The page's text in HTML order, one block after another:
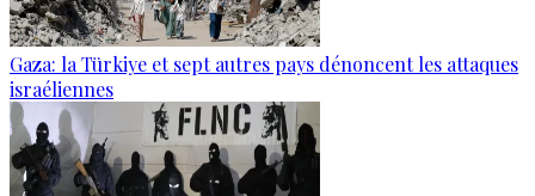
Gaza: la Türkiye et sept autres pays dénoncent les attaques
israéliennes